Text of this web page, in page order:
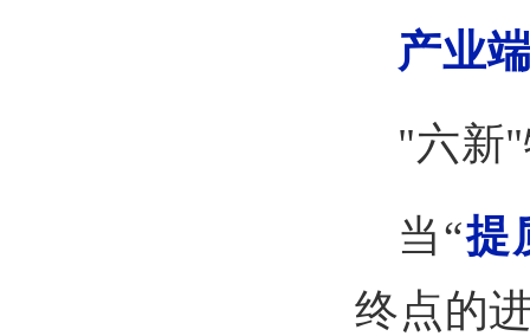
产业
"六新
当“提
终点的